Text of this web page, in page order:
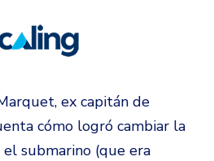
ex capitán de
cómo logró cambiar la
submarino (que era